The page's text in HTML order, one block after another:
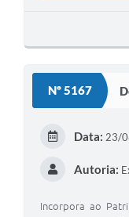
Nº 5167
Data: 23/
Autoria:
Incorpora ao